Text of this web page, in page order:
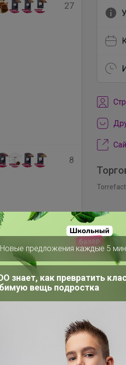
27
8
66
Новые предложения каждые 5
знает, как превратить
вещь подростка